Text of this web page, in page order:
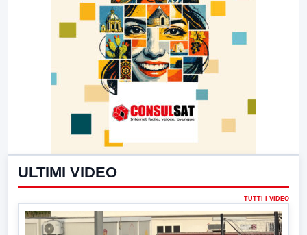
ULTIMI VIDEO
TUTTI I VIDEO